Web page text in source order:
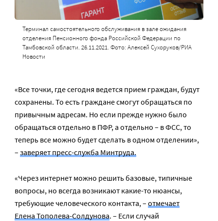
Терминал самостоятельного обслуживания в зале ожидания
отделения Пенсионного фонда Российской Федерации по
Тамбовской области. 26.11.2021. Фото: Алексей Сухоруков/РИА
Новости
«Все точки, где сегодня ведется прием граждан, будут
сохранены. То есть граждане смогут обращаться по
привычным адресам. Но если прежде нужно было
обращаться отдельно в ПФР, а отдельно – в ФСС, то
теперь все можно будет сделать в одном отделении»,
– заверяет пресс-служба Минтруда.
«Через интернет можно решить базовые, типичные
вопросы, но всегда возникают какие-то нюансы,
требующие человеческого контакта, – отмечает
Елена Тополева-Солдунова. – Если случай